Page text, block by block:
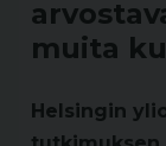
muita
Helsingin